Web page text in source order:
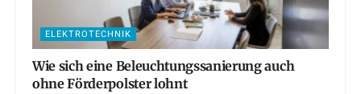
ELEKTROTECHNIK
Wie sich eine Beleuchtungssanierung auch
ohne Förderpolster lohnt